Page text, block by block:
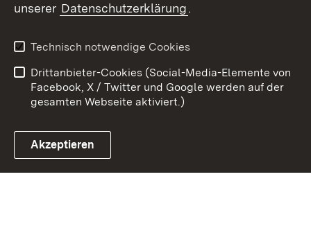
Link zum Landesportal
Kontakt
Impressum
Cookies
unserer Datenschutzerklärung.
Technisch notwendige Cookies
Drittanbieter-Cookies (Social-Media-Elemente von
Facebook, X / Twitter und Google werden auf der
gesamten Webseite aktiviert.)
Akzeptieren